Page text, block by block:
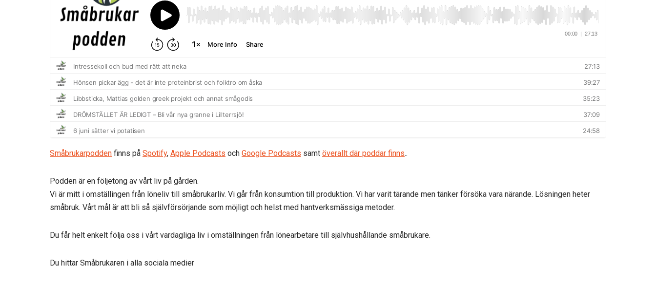
Småbrukarpodden finns på Spotify, Apple Podcasts och Google Podcasts samt överallt där poddar finns..
Podden är en följetong av vårt liv på gården.
Vi är mitt i omställingen från löneliv till småbrukarliv. Vi går från konsumtion till produktion. Vi har varit tärande men tänker försöka vara närande. Lösningen heter
småbruk. Vårt mål är att bli så självförsörjande som möjligt och helst med hantverksmässiga metoder.
Du får helt enkelt följa oss i vårt vardagliga liv i omställningen från lönearbetare till självhushållande småbrukare.
Du hittar Småbrukaren i alla sociala medier